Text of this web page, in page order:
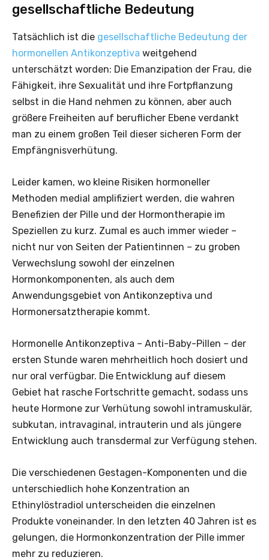
gesellschaftliche Bedeutung
Tatsächlich ist die gesellschaftliche Bedeutung der
hormonellen Antikonzeptiva weitgehend
unterschätzt worden: Die Emanzipation der Frau, die
Fähigkeit, ihre Sexualität und ihre Fortpflanzung
selbst in die Hand nehmen zu können, aber auch
größere Freiheiten auf beruflicher Ebene verdankt
man zu einem großen Teil dieser sicheren Form der
Empfängnisverhütung.
Leider kamen, wo kleine Risiken hormoneller
Methoden medial amplifiziert werden, die wahren
Benefizien der Pille und der Hormontherapie im
Speziellen zu kurz. Zumal es auch immer wieder –
nicht nur von Seiten der Patientinnen – zu groben
Verwechslung sowohl der einzelnen
Hormonkomponenten, als auch dem
Anwendungsgebiet von Antikonzeptiva und
Hormonersatztherapie kommt.
Hormonelle Antikonzeptiva – Anti-Baby-Pillen – der
ersten Stunde waren mehrheitlich hoch dosiert und
nur oral verfügbar. Die Entwicklung auf diesem
Gebiet hat rasche Fortschritte gemacht, sodass uns
heute Hormone zur Verhütung sowohl intramuskulär,
subkutan, intravaginal, intrauterin und als jüngere
Entwicklung auch transdermal zur Verfügung stehen.
Die verschiedenen Gestagen-Komponenten und die
unterschiedlich hohe Konzentration an
Ethinylöstradiol unterscheiden die einzelnen
Produkte voneinander. In den letzten 40 Jahren ist es
gelungen, die Hormonkonzentration der Pille immer
mehr zu reduzieren.